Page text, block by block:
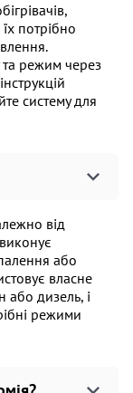
потрібно
режим через
систему для
від
або
власне
або дизель, і
режими